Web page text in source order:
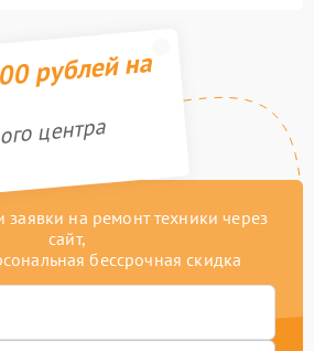
рублей на
центра
на ремонт техники через
сайт,
бессрочная скидка